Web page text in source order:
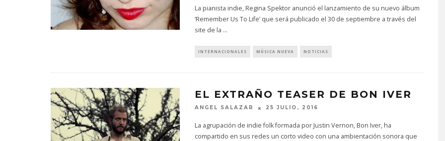
La pianista indie, Regina Spektor anunció el lanzamiento de su nuevo álbum
‘Remember Us To Life’ que será publicado el 30 de septiembre a través del
site de la ...
INTERNACIONALES MÚSICA NUEVA NOTICIAS
EL EXTRAÑO TEASER DE BON IVER
ANGEL SALAZAR 25 JULIO, 2016
La agrupación de indie folk formada por Justin Vernon, Bon Iver, ha
compartido en sus redes un corto video con una ambientación sonora que